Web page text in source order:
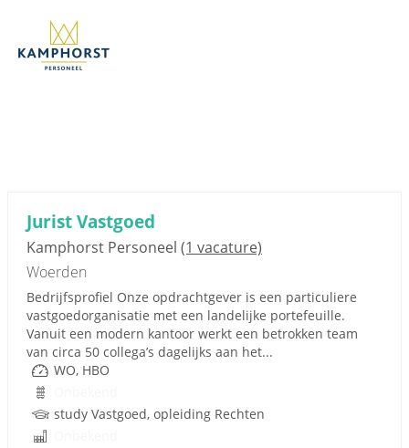
Jurist Vastgoed
Kamphorst Personeel (1 vacature)
Woerden
Bedrijfsprofiel Onze opdrachtgever is een particuliere
vastgoedorganisatie met een landelijke portefeuille.
Vanuit een modern kantoor werkt een betrokken team
van circa 50 collega’s dagelijks aan het...
WO, HBO
study Vastgoed, opleiding Rechten